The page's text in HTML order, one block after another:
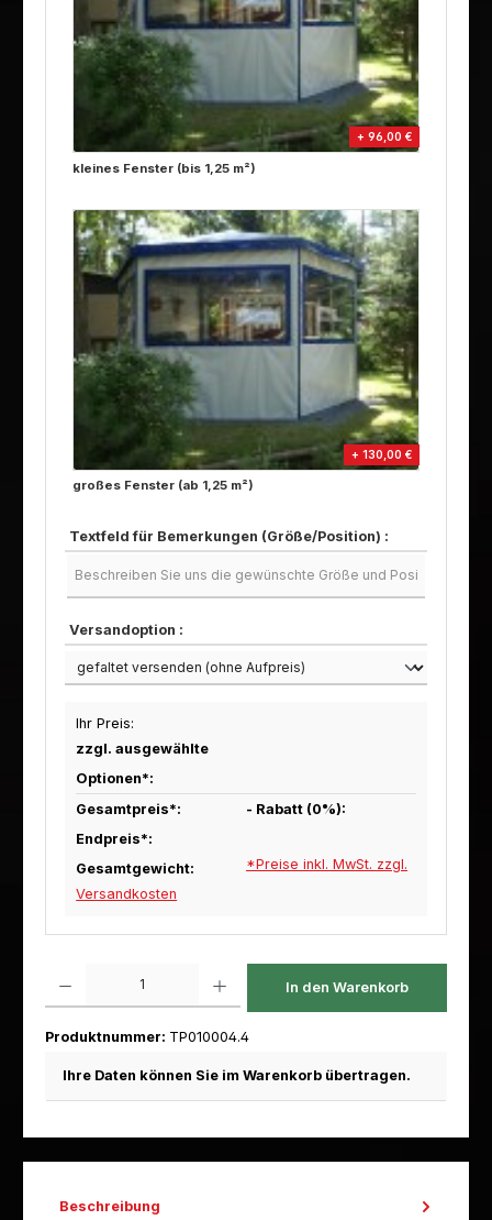
+ 96,00 €
kleines Fenster (bis 1,25 m²)
+ 130,00 €
großes Fenster (ab 1,25 m²)
Textfeld für Bemerkungen (Größe/Position) :
Versandoption :
Ihr Preis:
zzgl. ausgewählte
Optionen*:
Gesamtpreis*:
- Rabatt (0%):
Endpreis*:
Gesamtgewicht:
*Preise inkl. MwSt. zzgl.
Versandkosten
In den Warenkorb
Produktnummer: TP010004.4
Ihre Daten können Sie im Warenkorb übertragen.
Beschreibung